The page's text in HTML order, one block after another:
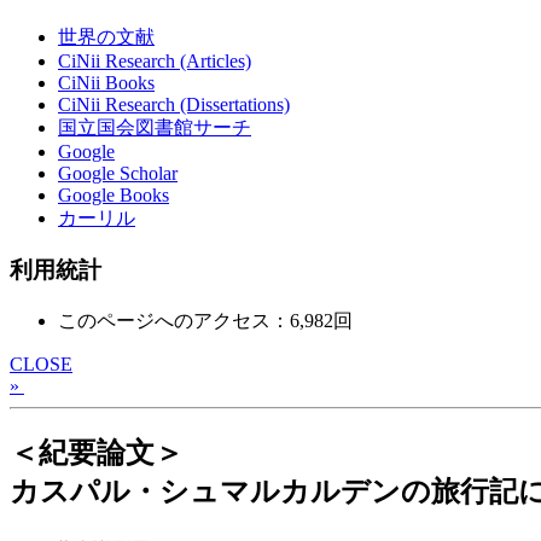
世界の文献
CiNii Research (Articles)
CiNii Books
CiNii Research (Dissertations)
国立国会図書館サーチ
Google
Google Scholar
Google Books
カーリル
利用統計
このページへのアクセス：6,982回
CLOSE
»
＜紀要論文＞
カスパル・シュマルカルデンの旅行記